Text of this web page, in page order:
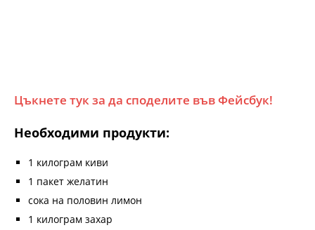
Цъкнете тук за да споделите във Фейсбук!
Необходими продукти:
1 килограм киви
1 пакет желатин
сока на половин лимон
1 килограм захар